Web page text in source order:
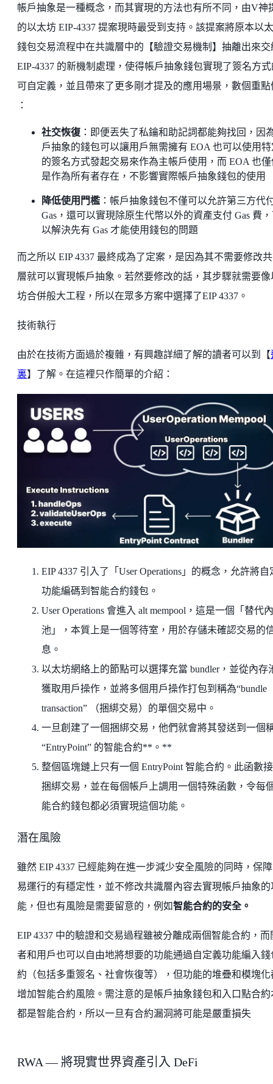
帳戶抽象是一種概念，而其實現的方法也有所不同，由V神
的以太坊 EIP-4337 提案現時最受到支持。該提案將原本以
錢包交易流程中在共識層中的【驗證交易機制】抽離出來交
EIP-4337 的新機制處理，使得帳戶抽象錢包實現了簽名方
可自定義，並且帶來了更多剛才提及的應用場景，數個重點
：
社交恢復 ：即便丟失了私鑰和助記詞都能夠找回，因
戶抽象的錢包可以讓用戶無需擁有 EOA 也可以使用特
的簽名方式發起交易來作為主帳戶使用，而 EOA 也僅
是作為所有者存在，不影響實際帳戶抽象錢包的使用
降低使用門檻 ：帳戶抽象錢包不僅可以允許第三方代
Gas，還可以實現除原生代幣以外的資產支付 Gas 費
以解決先有 Gas 才能使用錢包的問題
而之所以 EIP 4337 最終成為了定案，是因為其不需要修改
層就可以實現帳戶抽象。若然要修改的話，其步驟就需要像
坊合併般大工程，所以在眾多方案中選擇了EIP 4337。
技術執行
由於在技術方面過於複雜，有興趣詳細了解的讀者可以到【
裏】了解。在這裡只作簡單的介紹：
EIP 4337 引入了「User Operations」的概念，允許將自
功能編碼到智能合約錢包。
User Operations 會進入 alt mempool，這是一個「替代
池」，本質上是一個等待室，用於存儲未確認交易的
息。
以太坊網絡上的節點可以選擇充當 bundler，並從內存
獲取用戶操作，並將多個用戶操作打包到稱為“bundle
transaction” （捆綁交易）的單個交易中。
一旦創建了一個捆綁交易，他們就會將其發送到一個
“EntryPoint” 的智能合約**。**
整個區塊鏈上只有一個 EntryPoint 智能合約。此函數
捆綁交易，並在每個帳戶上調用一個特殊函數，令每
能合約錢包都必須實現這個功能。
潛在風險
雖然 EIP 4337 已經能夠在進一步減少安全風險的同時，保
易運行的有穩定性，並不修改共識層內容去實現帳戶抽象的
能，但也有風險是需要留意的，例如智能合約的安全。
EIP 4337 中的驗證和交易過程雖被分離成兩個智能合約，而
者和用戶也可以自由地將想要的功能通過自定義功能編入錢
約（包括多重簽名、社會恢復等），但功能的堆疊和模塊化
增加智能合約風險。需注意的是帳戶抽象錢包和入口點合約
都是智能合約，所以一旦有合約漏洞將可能是嚴重損失
RWA — 將現實世界資產引入 DeFi